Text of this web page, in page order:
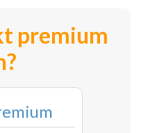
premium